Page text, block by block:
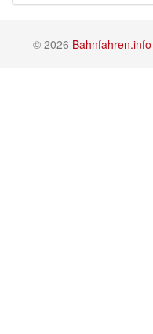
© 2026 Bahnfahren.info